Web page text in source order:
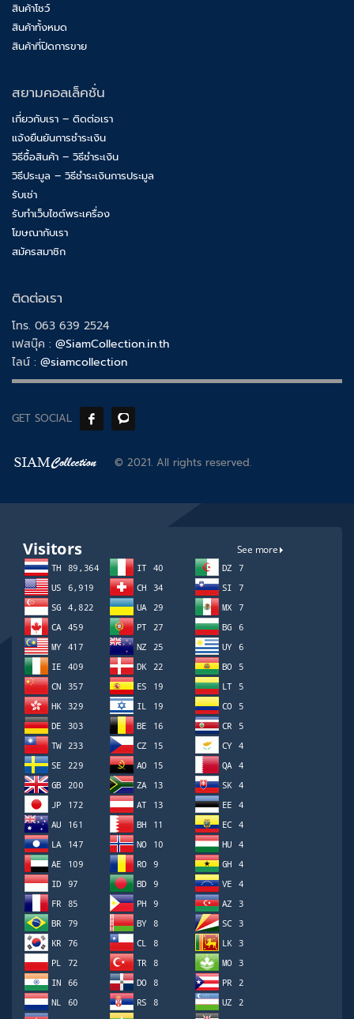
สินค้าโชว์
สินค้าทั้งหมด
สินค้าที่ปิดการขาย
สยามคอลเล็คชั่น
เกี่ยวกับเรา – ติดต่อเรา
แจ้งยืนยันการชำระเงิน
วิธีซื้อสินค้า – วิธีชำระเงิน
วิธีประมูล – วิธีชำระเงินการประมูล
รับเช่า
รับทำเว็บไซต์พระเครื่อง
โฆษณากับเรา
สมัครสมาชิก
ติดต่อเรา
โทร. 063 639 2524
เฟสบุ๊ค : @SiamCollection.in.th
ไลน์ : @siamcollection
GET SOCIAL
© 2021. All rights reserved.